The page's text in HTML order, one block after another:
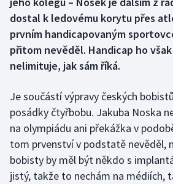
Dostihy
Florbal
Golf
Gymnastika
Házená
dostal k ledovému korytu přes
prvním handicapovaným
přitom nevěděl. Handicap ho
nelimituje, jak sám říká.
Je součástí výpravy českých
posádky čtyřbobu. Jakuba Noska
na olympiádu ani překážka v
tom prvenství v podstatě nevěděl,
bobisty by měl být někdo s
jistý, takže to nechám na médiích,